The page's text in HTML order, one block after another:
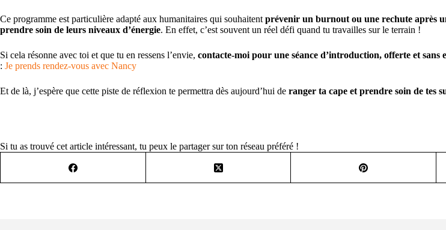
Ce programme est particulière adapté aux humanitaires qui souhaitent prévenir un burnout ou une rechute après
prendre soin de leurs niveaux d’énergie. En effet, c’est souvent un réel défi quand tu travailles sur le terrain !
Si cela résonne avec toi et que tu en ressens l’envie, contacte-moi pour une séance d’introduction, offerte et sans
: Je prends rendez-vous avec Nancy
Et de là, j’espère que cette piste de réflexion te permettra dès aujourd’hui de ranger ta cape et prendre soin de tes
Si tu as trouvé cet article intéressant, tu peux le partager sur ton réseau préféré !